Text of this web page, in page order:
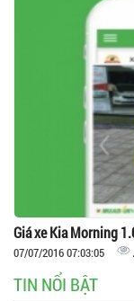
Giá xe Kia Morning
07/07/2016 07:03:05
TIN NỔI BẬT